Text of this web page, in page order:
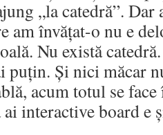
„la catedră”.
am învățat-o nu e
Nu există
puțin. Și nici măcar
acum totul se
ai interactive board e